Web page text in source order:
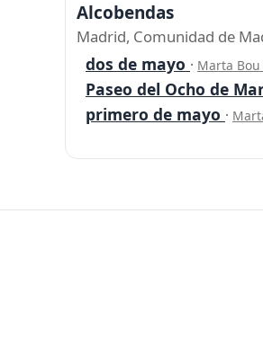
Alcobendas
Madrid, Comunidad de
dos de mayo · Marta
Paseo del Ocho de
primero de mayo ·